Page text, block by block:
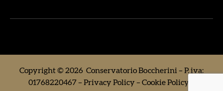
Copyright © 2026 Conservatorio Boccherini – P. iva:
01768220467 –Privacy Policy–Cookie Policy